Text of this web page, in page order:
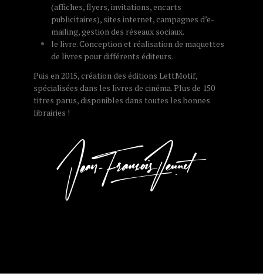
(affiches, flyers, invitations, encarts
publicitaires), sites internet, campagnes d’e-
mailing, gestion des réseaux sociaux.
le livre. Conception et réalisation de maquettes
de livres pour différents éditeurs.
Puis en 2015, création des éditions LettMotif,
spécialisées dans les livres de cinéma. Plus de 150
titres parus, disponibles dans toutes les bonnes
librairies !